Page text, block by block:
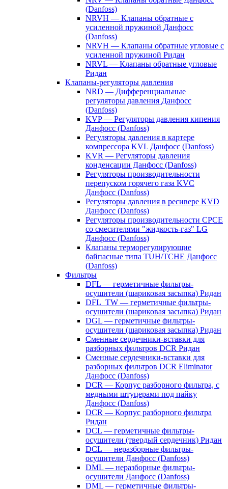
(Danfoss)
NRVH — Клапаны обратные с
усиленной пружиной Данфосс
(Danfoss)
NRVH — Клапаны обратные угловые с
усиленной пружиной Ридан
NRVL — Клапаны обратные угловые
Ридан
Клапаны-регуляторы давления
NRD — Дифференциальные
регуляторы давления Данфосс
(Danfoss)
KVP — Регуляторы давления кипения
Данфосс (Danfoss)
Регуляторы давления в картере
компрессора KVL Данфосс (Danfoss)
KVR — Регуляторы давления
конденсации Данфосс (Danfoss)
Регуляторы производительности
перепуском горячего газа KVC
Данфосс (Danfoss)
Регуляторы давления в ресивере KVD
Данфосс (Danfoss)
Регуляторы производительности CPCE
со смесителями "жидкость-газ" LG
Данфосс (Danfoss)
Клапаны терморегулирующие
байпасные типа TUH/TCHE Данфосс
(Danfoss)
Фильтры
DFL — герметичные фильтры-
осушители (шариковая засыпка) Ридан
DFL_TW — герметичные фильтры-
осушители (шариковая засыпка) Ридан
DGL — герметичные фильтры-
осушители (шариковая засыпка) Ридан
Сменные сердечники-вставки для
разборных фильтров DCR Ридан
Сменные сердечники-вставки для
разборных фильтров DCR Eliminator
Данфосс (Danfoss)
DCR — Корпус разборного фильтра, с
медными штуцерами под пайку
Данфосс (Danfoss)
DCR — Корпус разборного фильтра
Ридан
DCL — герметичные фильтры-
осушители (твердый сердечник) Ридан
DCL — неразборные фильтры-
осушители Данфосс (Danfoss)
DML — неразборные фильтры-
осушители Данфосс (Danfoss)
DML — герметичные фильтры-